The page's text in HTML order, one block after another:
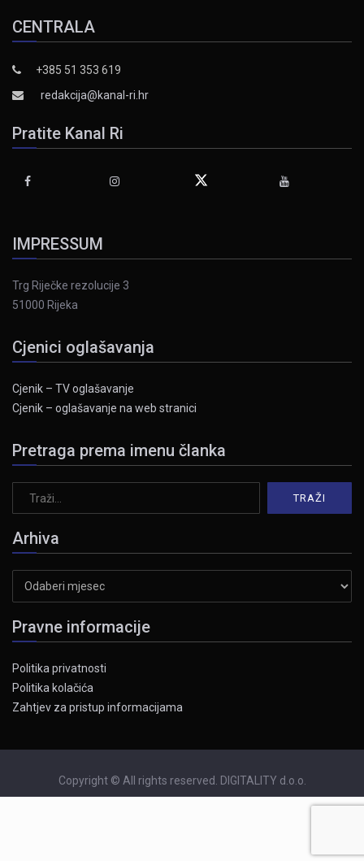
CENTRALA
+385 51 353 619
redakcija@kanal-ri.hr
Pratite Kanal Ri
IMPRESSUM
Trg Riječke rezolucije 3
51000 Rijeka
Cjenici oglašavanja
Cjenik – TV oglašavanje
Cjenik – oglašavanje na web stranici
Pretraga prema imenu članka
Arhiva
Pravne informacije
Politika privatnosti
Politika kolačića
Zahtjev za pristup informacijama
Copyright © All rights reserved. DIGITALITY d.o.o.